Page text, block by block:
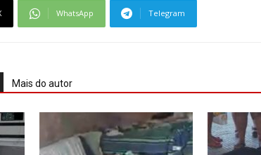
WhatsApp Telegram
Mais do autor